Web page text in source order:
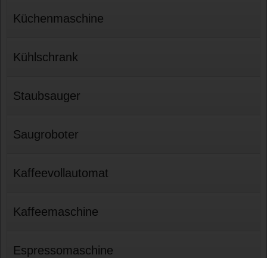
Küchenmaschine
Kühlschrank
Staubsauger
Saugroboter
Kaffeevollautomat
Kaffeemaschine
Espressomaschine